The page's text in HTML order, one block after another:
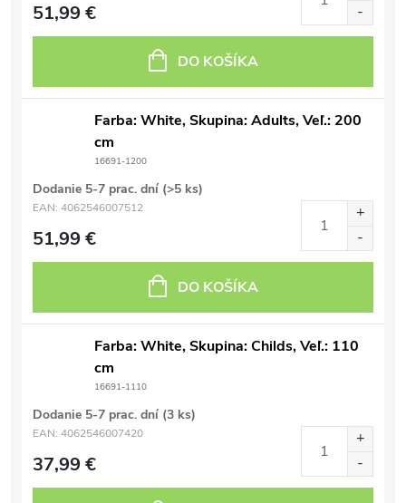
51,99 €
DO KOŠÍKA
Farba: White, Skupina: Adults, Veľ.: 200
cm
16691-1200
Dodanie 5-7 prac. dní (>5 ks)
EAN: 4062546007512
51,99 €
DO KOŠÍKA
Farba: White, Skupina: Childs, Veľ.: 110
cm
16691-1110
Dodanie 5-7 prac. dní (3 ks)
EAN: 4062546007420
37,99 €